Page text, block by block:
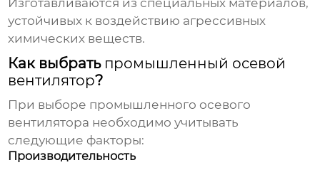
Изготавливаются из специальных материалов,
устойчивых к воздействию агрессивных
химических веществ.
Как выбрать промышленный осевой
вентилятор?
При выборе промышленного осевого
вентилятора необходимо учитывать
следующие факторы:
Производительность